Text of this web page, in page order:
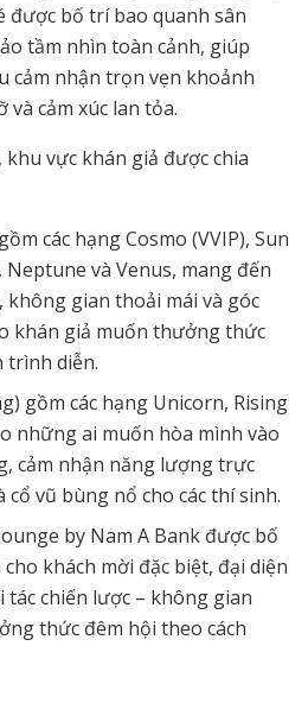
được bố trí bao quanh sân
tầm nhìn toàn cảnh, giúp
cảm nhận trọn vẹn khoảnh
cảm xúc lan tỏa.
vực khán giả được chia
các hạng Cosmo (VVIP), Sun
Neptune và Venus, mang đến
gian thoải mái và góc
khán giả muốn thưởng thức
trình diễn.
gồm các hạng Unicorn, Rising
những ai muốn hòa mình vào
cảm nhận năng lượng trực
vũ bùng nổ cho các thí sinh.
by Nam A Bank được bố
khách mời đặc biệt, đại diện
chiến lược – không gian
thức đêm hội theo cách